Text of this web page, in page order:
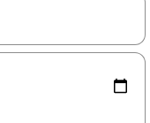
disponibles, navega